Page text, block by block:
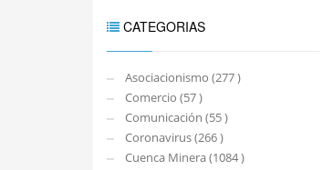
CATEGORIAS
Asociacionismo (277 )
Comercio (57 )
Comunicación (55 )
Coronavirus (266 )
Cuenca Minera (1084 )